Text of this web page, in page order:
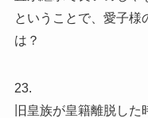
ということで、愛子様
は？
23.
旧皇族が皇籍離脱し